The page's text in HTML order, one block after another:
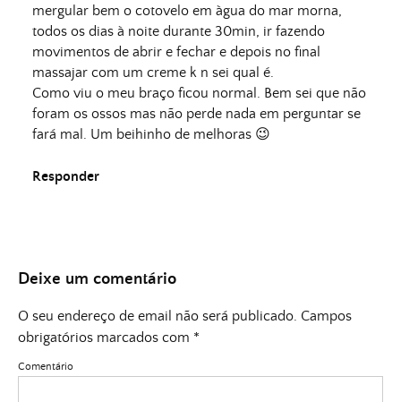
mergular bem o cotovelo em àgua do mar morna,
todos os dias à noite durante 30min, ir fazendo
movimentos de abrir e fechar e depois no final
massajar com um creme k n sei qual é.
Como viu o meu braço ficou normal. Bem sei que não
foram os ossos mas não perde nada em perguntar se
fará mal. Um beihinho de melhoras 😉
Responder
Deixe um comentário
O seu endereço de email não será publicado. Campos
obrigatórios marcados com *
Comentário